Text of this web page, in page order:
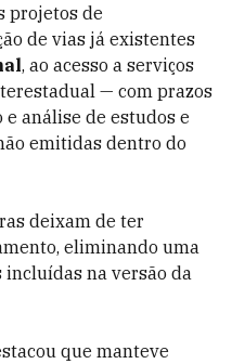
projetos de
de vias já existentes
, ao acesso a serviços
— com prazos
análise de estudos e
emitidas dentro do
deixam de ter
eliminando uma
na versão da
que manteve